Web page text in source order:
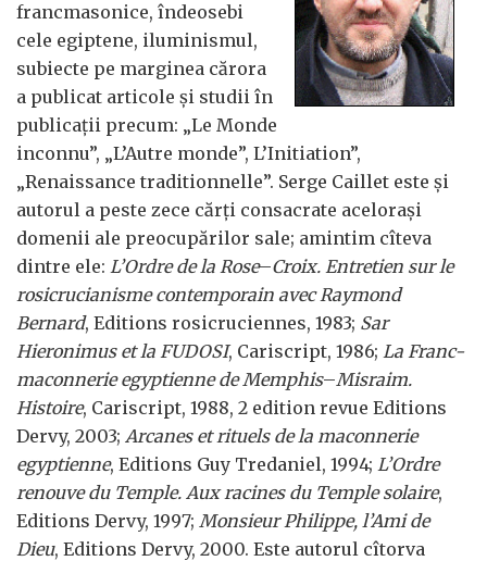
francmasonice, îndeosebi
cele egiptene, iluminismul,
subiecte pe marginea cărora
a publicat articole şi studii în
publicaţii precum: „Le Monde
inconnu”, „L’Autre monde”, L’Initiation”,
„Renaissance traditionnelle”. Serge Caillet este şi
autorul a peste zece cărţi consacrate aceloraşi
domenii ale preocupărilor sale; amintim cîteva
dintre ele: L’Ordre de la Rose–Croix. Entretien sur le
rosicrucianisme contemporain avec Raymond
Bernard, Editions rosicruciennes, 1983; Sar
Hieronimus et la FUDOSI, Cariscript, 1986; La Franc-
maconnerie egyptienne de Memphis–Misraim.
Histoire, Cariscript, 1988, 2 edition revue Editions
Dervy, 2003; Arcanes et rituels de la maconnerie
egyptienne, Editions Guy Tredaniel, 1994; L’Ordre
renouve du Temple. Aux racines du Temple solaire,
Editions Dervy, 1997; Monsieur Philippe, l’Ami de
Dieu, Editions Dervy, 2000. Este autorul cîtorva